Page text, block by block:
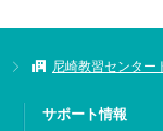
尼崎教習センター
サポート情報